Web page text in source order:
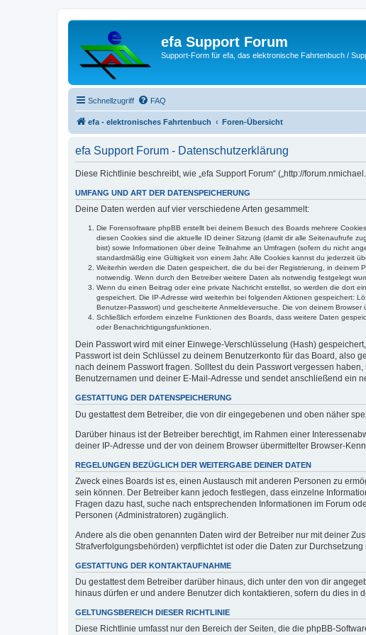
efa Support Forum
Support-Form für efa, das elektronische Fahrtenbuch /
Schnellzugriff FAQ
efa - elektronisches Fahrtenbuch Foren-Übersicht
efa Support Forum - Datenschutzerklärung
Diese Richtlinie beschreibt, wie „efa Support Forum“ („http://
UMFANG UND ART DER DATENSPEICHERUNG
Deine Daten werden auf vier verschiedene Arten gesammelt:
Die Forensoftware phpBB erstellt bei deinem Besuch des Boards mehrere
diesen Cookies sind die aktuelle ID deiner Sitzung (damit dir alle Seitenaufrufe
bist) sowie Informationen über deine Teilnahme an Umfragen (sofern du nicht
standardmäßig eine Gültigkeit von einem Jahr. Alle Cookies kannst du jederzeit
Weiterhin werden die Daten gespeichert, die du bei der Registrierung, in deinem
notwendig. Wenn durch den Betreiber weitere Daten als notwendig festgelegt
Wenn du einen Beitrag oder eine private Nachricht erstellst, so werden die dort
gespeichert. Die IP-Adresse wird weiterhin bei folgenden Aktionen gespeichert:
Benutzer-Passwort) und gescheiterte Anmeldeversuche. Die von deinem
Schließlich erfordern einzelne Funktionen des Boards, dass weitere Daten
oder Benachrichtigungsfunktionen.
Dein Passwort wird mit einer Einwege-Verschlüsselung (Hash)
Passwort ist dein Schlüssel zu deinem Benutzerkonto für das Board, also
nach deinem Passwort fragen. Solltest du dein Passwort vergessen
Benutzernamen und deiner E-Mail-Adresse und sendet anschließend ein
GESTATTUNG DER DATENSPEICHERUNG
Du gestattest dem Betreiber, die von dir eingegebenen und oben näher
Darüber hinaus ist der Betreiber berechtigt, im Rahmen einer
deiner IP-Adresse und der von deinem Browser übermittelter Browser-
REGELUNGEN BEZÜGLICH DER WEITERGABE DEINER DATEN
Zweck eines Boards ist es, einen Austausch mit anderen Personen zu
sein können. Der Betreiber kann jedoch festlegen, dass einzelne
Fragen dazu hast, suche nach entsprechenden Informationen im Forum
Personen (Administratoren) zugänglich.
Andere als die oben genannten Daten wird der Betreiber nur mit deiner
Strafverfolgungsbehörden) verpflichtet ist oder die Daten zur
GESTATTUNG DER KONTAKTAUFNAHME
Du gestattest dem Betreiber darüber hinaus, dich unter den von dir
hinaus dürfen er und andere Benutzer dich kontaktieren, sofern du dies in
GELTUNGSBEREICH DIESER RICHTLINIE
Diese Richtlinie umfasst nur den Bereich der Seiten, die die phpBB-